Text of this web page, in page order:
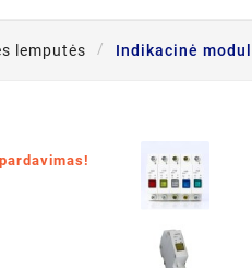
lemputės Indikacinė